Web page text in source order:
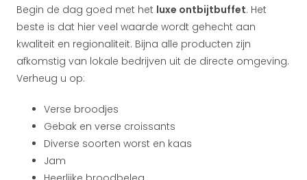
Begin de dag goed met het luxe ontbijtbuffet. Het
beste is dat hier veel waarde wordt gehecht aan
kwaliteit en regionaliteit. Bijna alle producten zijn
afkomstig van lokale bedrijven uit de directe omgeving.
Verheug u op:
Verse broodjes
Gebak en verse croissants
Diverse soorten worst en kaas
Jam